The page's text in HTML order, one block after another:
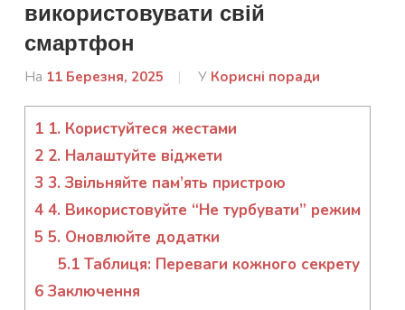
використовувати свій
смартфон
На 11 Березня, 2025
Від
У Корисні поради
1 1. Користуйтеся жестами
2 2. Налаштуйте віджети
3 3. Звільняйте пам’ять пристрою
4 4. Використовуйте “Не турбувати” режим
5 5. Оновлюйте додатки
5.1Таблиця: Переваги кожного секрету
6Заключення